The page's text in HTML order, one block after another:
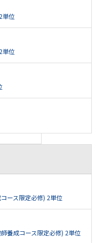
単位
単位
ース限定必修) 2単位
養成コース限定必修) 2単位